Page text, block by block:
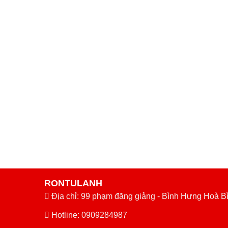
RONTULANH
Địa chỉ: 99 phạm đăng giảng - Bình Hưng Hoà
Hotline: 0909284987